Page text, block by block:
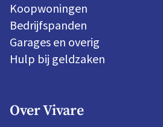
Koopwoningen
Bedrijfspanden
Garages en overig
Hulp bij geldzaken
Over Vivare